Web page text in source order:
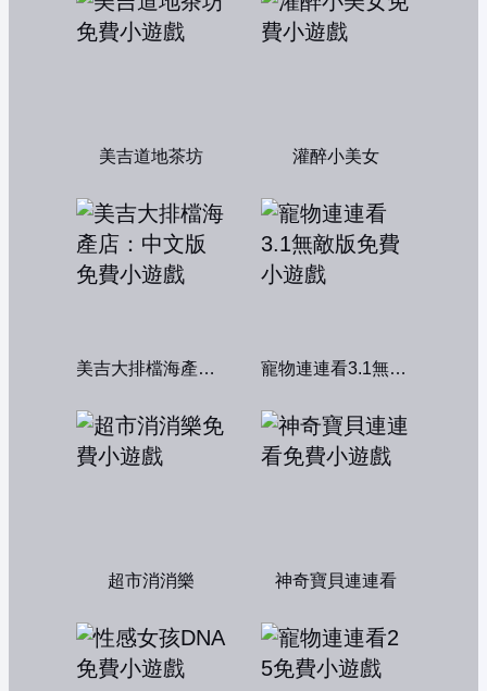
美吉道地茶坊 灌醉小美女
美吉大排檔海產店：中文版 寵物連連看3.1無敵版
超市消消樂 神奇寶貝連連看